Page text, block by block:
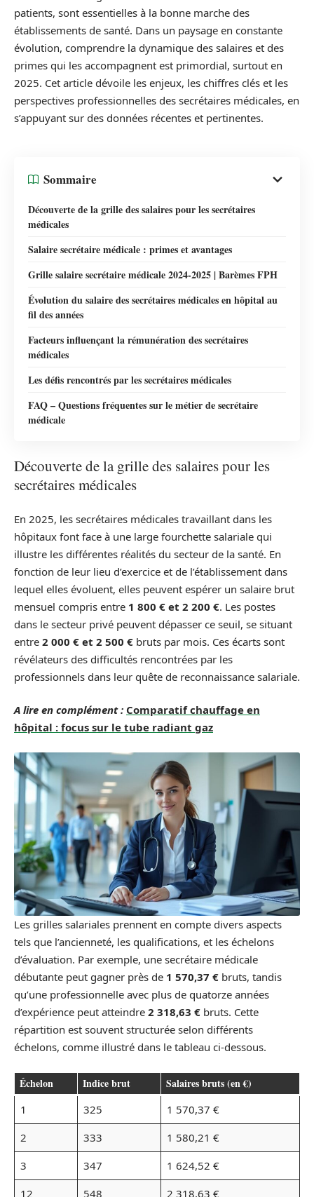
patients, sont essentielles à la bonne marche des
établissements de santé. Dans un paysage en constante
évolution, comprendre la dynamique des salaires et des
primes qui les accompagnent est primordial, surtout en
2025. Cet article dévoile les enjeux, les chiffres clés et les
perspectives professionnelles des secrétaires médicales, en
s’appuyant sur des données récentes et pertinentes.
Sommaire
Découverte de la grille des salaires pour les secrétaires
médicales
Salaire secrétaire médicale : primes et avantages
Grille salaire secrétaire médicale 2024-2025 | Barèmes FPH
Évolution du salaire des secrétaires médicales en hôpital au
fil des années
Facteurs influençant la rémunération des secrétaires
médicales
Les défis rencontrés par les secrétaires médicales
FAQ – Questions fréquentes sur le métier de secrétaire
médicale
Découverte de la grille des salaires pour les
secrétaires médicales
En 2025, les secrétaires médicales travaillant dans les
hôpitaux font face à une large fourchette salariale qui
illustre les différentes réalités du secteur de la santé. En
fonction de leur lieu d’exercice et de l’établissement dans
lequel elles évoluent, elles peuvent espérer un salaire brut
mensuel compris entre 1 800 € et 2 200 €. Les postes
dans le secteur privé peuvent dépasser ce seuil, se situant
entre 2 000 € et 2 500 € bruts par mois. Ces écarts sont
révélateurs des difficultés rencontrées par les
professionnels dans leur quête de reconnaissance salariale.
A lire en complément : Comparatif chauffage en
hôpital : focus sur le tube radiant gaz
Les grilles salariales prennent en compte divers aspects
tels que l’ancienneté, les qualifications, et les échelons
d’évaluation. Par exemple, une secrétaire médicale
débutante peut gagner près de 1 570,37 € bruts, tandis
qu’une professionnelle avec plus de quatorze années
d’expérience peut atteindre 2 318,63 € bruts. Cette
répartition est souvent structurée selon différents
échelons, comme illustré dans le tableau ci-dessous.
Échelon Indice brut Salaires bruts (en €)
1 325
1 570,37 €
2
333
1 580,21 €
3
347
1 624,52 €
12
548 2 318,63 €